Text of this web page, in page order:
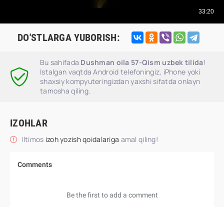
DO'STLARGA YUBORISH:
Bu sahifada Dushman oila 57-Qism uzbek tilida!
Istalgan vaqtda Android telefoningiz, iPhone yoki
shaxsiy kompyuteringizdan yaxshi sifatda onlayn
tamosha qiling.
IZOHLAR
Iltimos izoh yozish qoidalariga amal qiling!